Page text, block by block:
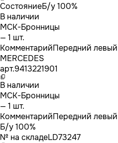
СостояниеБ/у 100%
В наличии
МСК-Бронницы
— 1 шт.
КомментарийПередний левый
MERCEDES
арт.9413221901
В наличии
МСК-Бронницы
— 1 шт.
КомментарийПередний левый
Б/у 100%
№ на складеLD73247